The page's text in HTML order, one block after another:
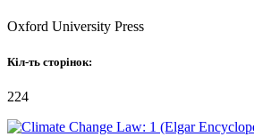
Oxford University Press
Кіл-ть сторінок:
224